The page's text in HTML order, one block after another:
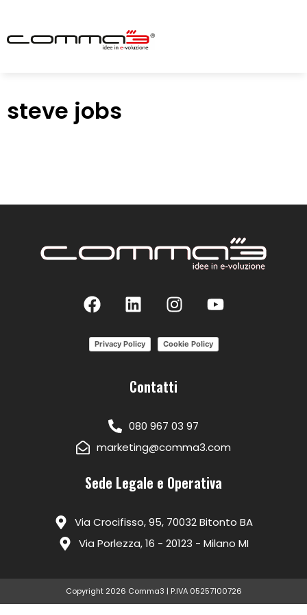
steve jobs
Privacy Policy Cookie Policy
Contatti
080 967 03 97
marketing@comma3.com
Sede Legale e Operativa
Via Crocifisso, 95, 70032 Bitonto BA
Via Porlezza, 16 - 20123 - Milano MI
Copyright 2026 Comma3 | P.IVA 05257100726